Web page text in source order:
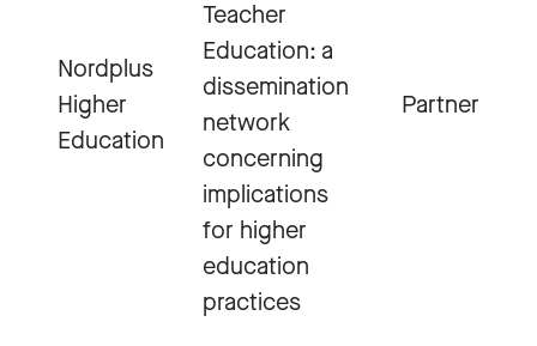
Nordplus
Higher
Education
Teacher
Education: a
dissemination
network
concerning
implications
for higher
education
practices
Partner